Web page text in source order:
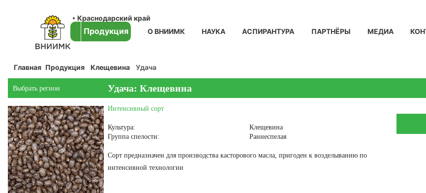
Краснодарский край
Продукция О ВНИИМК НАУКА АСПИРАНТУРА ПАРТНЁРЫ МЕДИА
Главная Продукция Клещевина Удача
Выбрать регион Удача: Клещевина
Интенсивный сорт
Культура:
Клещевина
Группа спелости:
Раннеспелая
Сорт предназначен для производства касторового масла, пригоден к возделыванию по
интенсивной технологии